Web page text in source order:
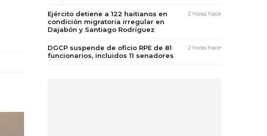
Ejército detiene a 122 haitianos en
condición migratoria irregular en
Dajabón y Santiago Rodríguez
2 horas hace
DGCP suspende de oficio RPE de 81
funcionarios, incluidos 11 senadores
2 horas hace